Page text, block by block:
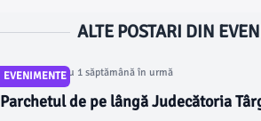
ALTE POSTARI DIN
EVENIMENTE
Articol postat cu 1 săptămână în urmă
Parchetul de pe lângă Judecătoria